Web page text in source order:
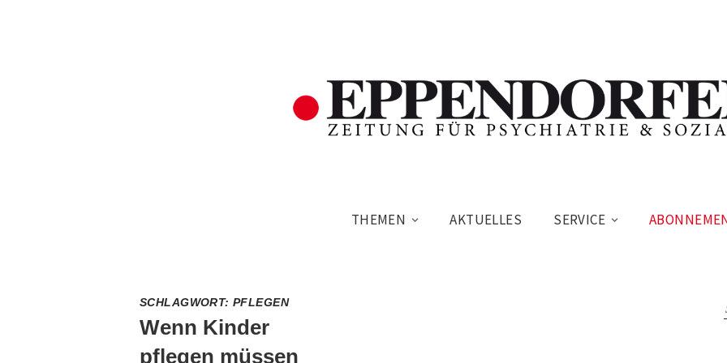
THEMEN AKTUELLES SERVICE
SCHLAGWORT:PFLEGEN
Wenn Kinder
pflegen müssen